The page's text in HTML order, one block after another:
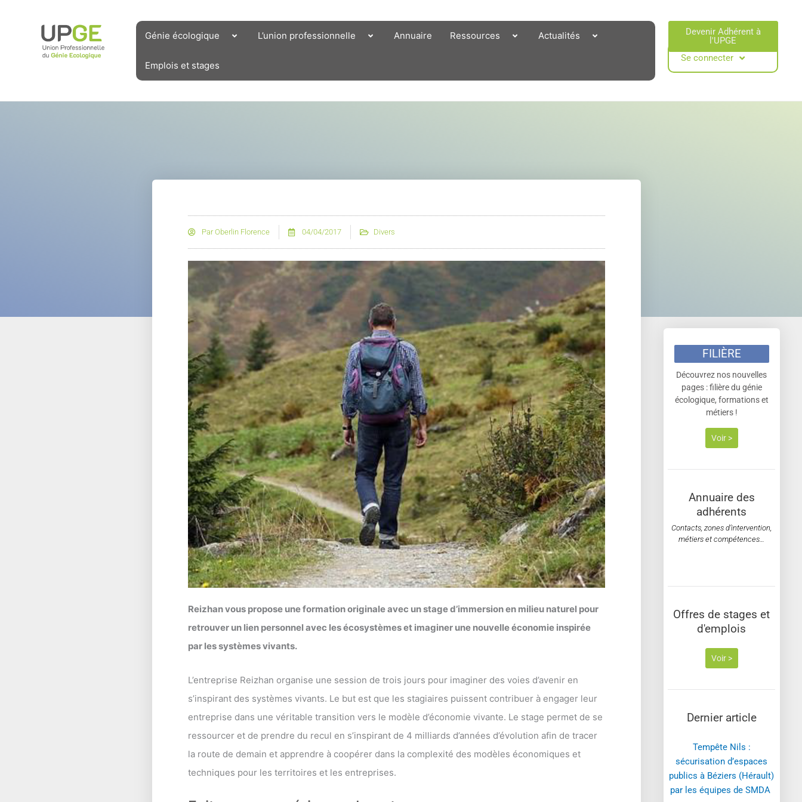
Génie écologique L’union professionnelle Annuaire Ressources Actualités
Emplois et stages
Devenir Adhérent à
l'UPGE​
Se connecter
ParOberlin Florence 04/04/2017 Divers
Reizhan vous propose une formation originale avec un stage d’immersion en milieu naturel pour
retrouver un lien personnel avec les écosystèmes et imaginer une nouvelle économie inspirée
par les systèmes vivants.
L’entreprise Reizhan organise une session de trois jours pour imaginer des voies d’avenir en
s’inspirant des systèmes vivants. Le but est que les stagiaires puissent contribuer à engager leur
entreprise dans une véritable transition vers le modèle d’économie vivante. Le stage permet de se
ressourcer et de prendre du recul en s’inspirant de 4 milliards d’années d’évolution afin de tracer
la route de demain et apprendre à coopérer dans la complexité des modèles économiques et
techniques pour les territoires et les entreprises.
FILIÈRE
Découvrez nos nouvelles
pages : filière du génie
écologique, formations et
métiers !
Voir >
Annuaire des
adhérents
Contacts, zones d’intervention,
métiers et compétences…
Offres de stages et
d'emplois
Voir >
Dernier article
Tempête Nils :
sécurisation d’espaces
publics à Béziers (Hérault)
par les équipes de SMDA ​